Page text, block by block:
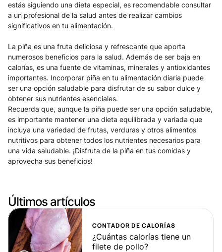
estás siguiendo una dieta especial, es recomendable consultar
a un profesional de la salud antes de realizar cambios
significativos en tu alimentación.
La piña es una fruta deliciosa y refrescante que aporta
numerosos beneficios para la salud. Además de ser baja en
calorías, es una fuente de vitaminas, minerales y antioxidantes
importantes. Incorporar piña en tu alimentación diaria puede
ser una opción saludable para disfrutar de su sabor dulce y
obtener sus nutrientes esenciales.
Recuerda que, aunque la piña puede ser una opción saludable,
es importante mantener una dieta equilibrada y variada que
incluya una variedad de frutas, verduras y otros alimentos
nutritivos para obtener todos los nutrientes necesarios para
una vida saludable. ¡Disfruta de la piña en tus comidas y
aprovecha sus beneficios!
Últimos artículos
CONTADOR DE CALORÍAS
¿Cuántas calorías tiene un
filete de pollo?